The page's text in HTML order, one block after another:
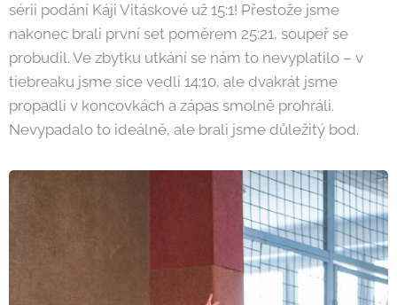
sérii podání Káji Vitáskové už 15:1! Přestože jsme
nakonec brali první set poměrem 25:21, soupeř se
probudil. Ve zbytku utkání se nám to nevyplatilo – v
tiebreaku jsme sice vedli 14:10, ale dvakrát jsme
propadli v koncovkách a zápas smolně prohráli.
Nevypadalo to ideálně, ale brali jsme důležitý bod.